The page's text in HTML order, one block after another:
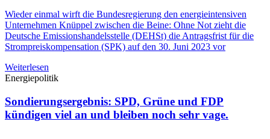
Wieder einmal wirft die Bundesregierung den energieintensiven
Unternehmen Knüppel zwischen die Beine: Ohne Not zieht die
Deutsche Emissionshandelsstelle (DEHSt) die Antragsfrist für die
Strompreiskompensation (SPK) auf den 30. Juni 2023 vor
Weiterlesen
Energiepolitik
Sondierungsergebnis: SPD, Grüne und FDP
kündigen viel an und bleiben noch sehr vage.